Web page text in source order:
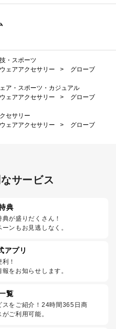
・スポーツ
ウェアアクセサリー >
グローブ
ア・スポーツ・カジュアル
ウェアアクセサリー >
グローブ
セサリー
ウェアアクセサリー >
グローブ
サービス
典
が盛りだくさん！
ンもお見逃しなく。
アプリ
！
をお知らせします。
覧
スをご紹介！24時間365日商
ご利用可能。